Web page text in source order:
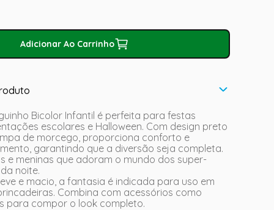
Adicionar Ao Carrinho
Bicolor Infantil é perfeita para festas
escolares e Halloween. Com design preto
de morcego, proporciona conforto e
garantindo que a diversão seja completa.
e meninas que adoram o mundo dos super-
noite.
e macio, a fantasia é indicada para uso em
Combina com acessórios como
para compor o look completo.